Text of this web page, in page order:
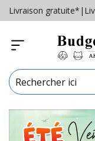
Livraison gratuite* |